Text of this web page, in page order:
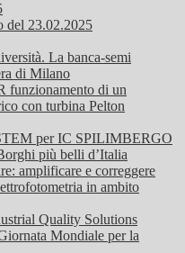
del 23.02.2025
La banca-semi
di Milano
funzionamento di un
con turbina Pelton
per IC SPILIMBERGO
più belli d’Italia
amplificare e correggere
in ambito
Quality Solutions
Mondiale per la